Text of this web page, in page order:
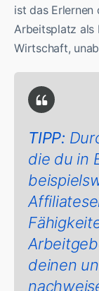
ist das Erlernen
Arbeitsplatz als
Wirtschaft,
TIPP:
die du in
deinen